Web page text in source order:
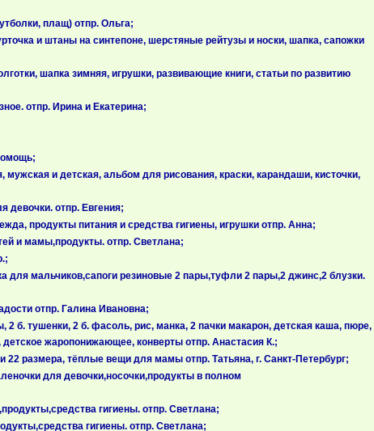
плащ) отпр. Ольга;
и штаны на синтепоне, шерстяные рейтузы и носки, шапка, сапожки
шапка зимняя, игрушки, развивающие книги, статьи по развитию
отпр. Ирина и Екатерина;
и детская, альбом для рисования, краски, карандаши, кисточки,
отпр. Евгения;
продукты питания и средства гигиены, игрушки отпр. Анна;
и мамы,продукты. отпр. Светлана;
для мальчиков,сапоги резиновые 2 пары,туфли 2 пары,2 джинс,2 блузки.
отпр. Галина Ивановна;
б. тушенки, 2 б. фасоль, рис, манка, 2 пачки макарон, детская каша, пюре,
жаропонижающее, конверты отпр. Анастасия К.;
размера, тёплые вещи для мамы отпр. Татьяна, г. Санкт-Петербург;
для девочки,носочки,продукты в полном
гигиены. отпр. Светлана;
гигиены. отпр. Светлана;